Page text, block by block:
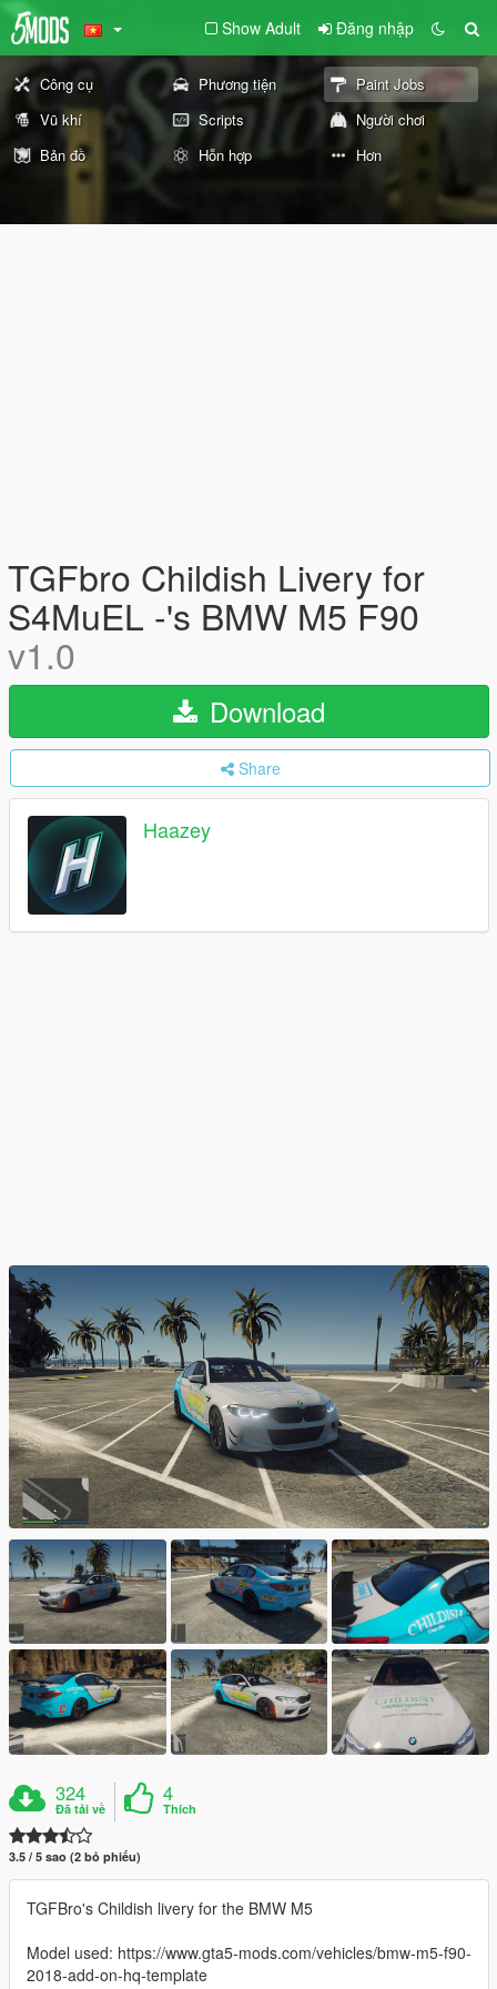
Show Adult Đăng nhập
Công cụ Phương tiện
Paint Jobs
Vũ khí
Scripts
Người chơi
Bản đồ
Hỗn hợp Hơn
TGFbro Childish Livery for
S4MuEL -'s BMW M5 F90
v1.0
Download
Share
Haazey
324
Đã tải về
4
Thích
3.5 / 5 sao (2 bỏ phiếu)
TGFBro's Childish livery for the BMW M5
Model used: https://www.gta5-mods.com/vehicles/bmw-m5-f90-
2018-add-on-hq-template